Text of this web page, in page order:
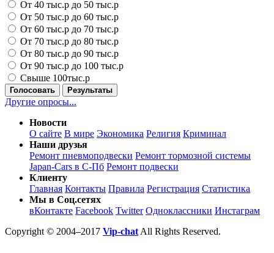
От 40 тыс.р до 50 тыс.р
От 50 тыс.р до 60 тыс.р
От 60 тыс.р до 70 тыс.р
От 70 тыс.р до 80 тыс.р
От 80 тыс.р до 90 тыс.р
От 90 тыс.р до 100 тыс.р
Свыше 100тыс.р
Голосовать Результаты
Другие опросы...
Новости
О сайте В мире Экономика Религия Криминал
Наши друзья
Ремонт пневмоподвески Ремонт тормозной системы
Japan-Cars в С-Пб Ремонт подвески
Клиенту
Главная Контакты Правила Регистрация Статистика
Мы в Соц.сетях
вКонтакте Facebook Twitter Одноклассники Инстаграм
Copyright © 2004–2017 Vip-chat All Rights Reserved.